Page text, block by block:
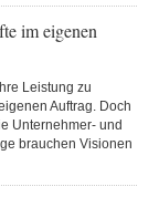
im eigenen
Leistung zu
Auftrag. Doch
Unternehmer- und
brauchen Visionen